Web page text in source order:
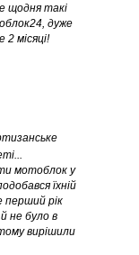
мотоблок у
їхній
перший рік
не було в
вирішили
щодня такі
дуже
2 місяці!